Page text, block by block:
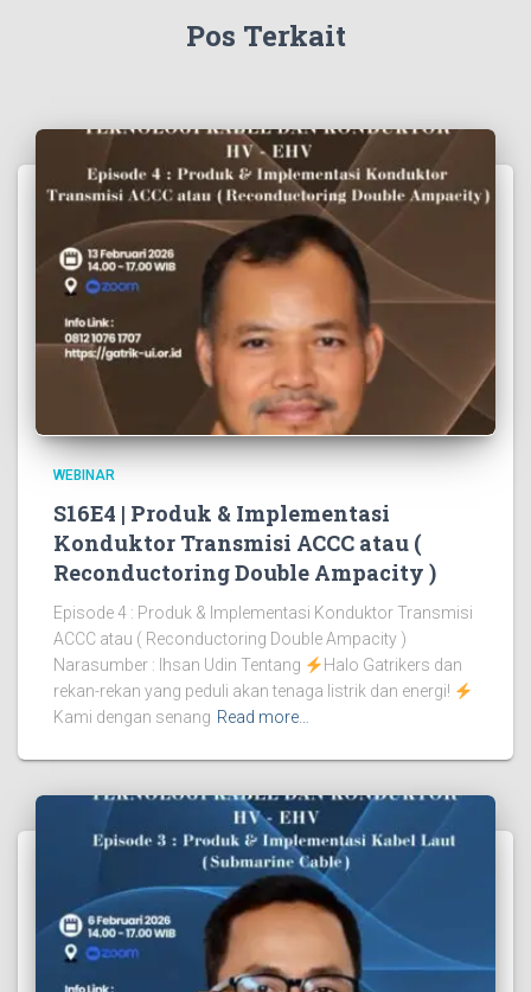
Pos Terkait
WEBINAR
S16E4 | Produk & Implementasi
Konduktor Transmisi ACCC atau (
Reconductoring Double Ampacity )
Episode 4 : Produk & Implementasi Konduktor Transmisi
ACCC atau ( Reconductoring Double Ampacity )
Narasumber : Ihsan Udin Tentang
Halo Gatrikers dan
rekan-rekan yang peduli akan tenaga listrik dan energi!
Kami dengan senang Read more…